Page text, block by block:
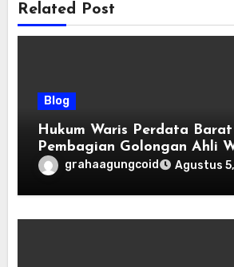
Related Post
Blog
Hukum Waris Perdata
Pembagian Golongan Ahli
grahaagungcoid Agustus